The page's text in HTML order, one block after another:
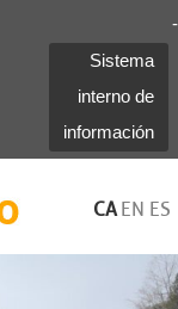
-
Sistema
interno de
información
CAEN ES